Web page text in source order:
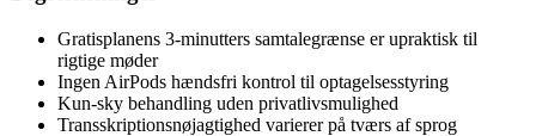
Gratisplanens 3-minutters samtalegrænse er upraktisk til
rigtige møder
Ingen AirPods hændsfri kontrol til optagelsesstyring
Kun-sky behandling uden privatlivsmulighed
Transskriptionsnøjagtighed varierer på tværs af sprog